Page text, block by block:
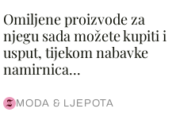
Omiljene proizvode za
njegu sada možete kupiti i
usput, tijekom nabavke
namirnica...
MODA & LJEPOTA